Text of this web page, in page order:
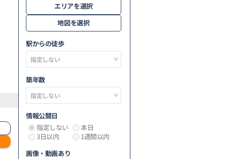
エリアを選択
地図を選択
駅からの徒歩
築年数
情報公開日
指定しない
本日
3日以内
1週間以内
画像・動画あり